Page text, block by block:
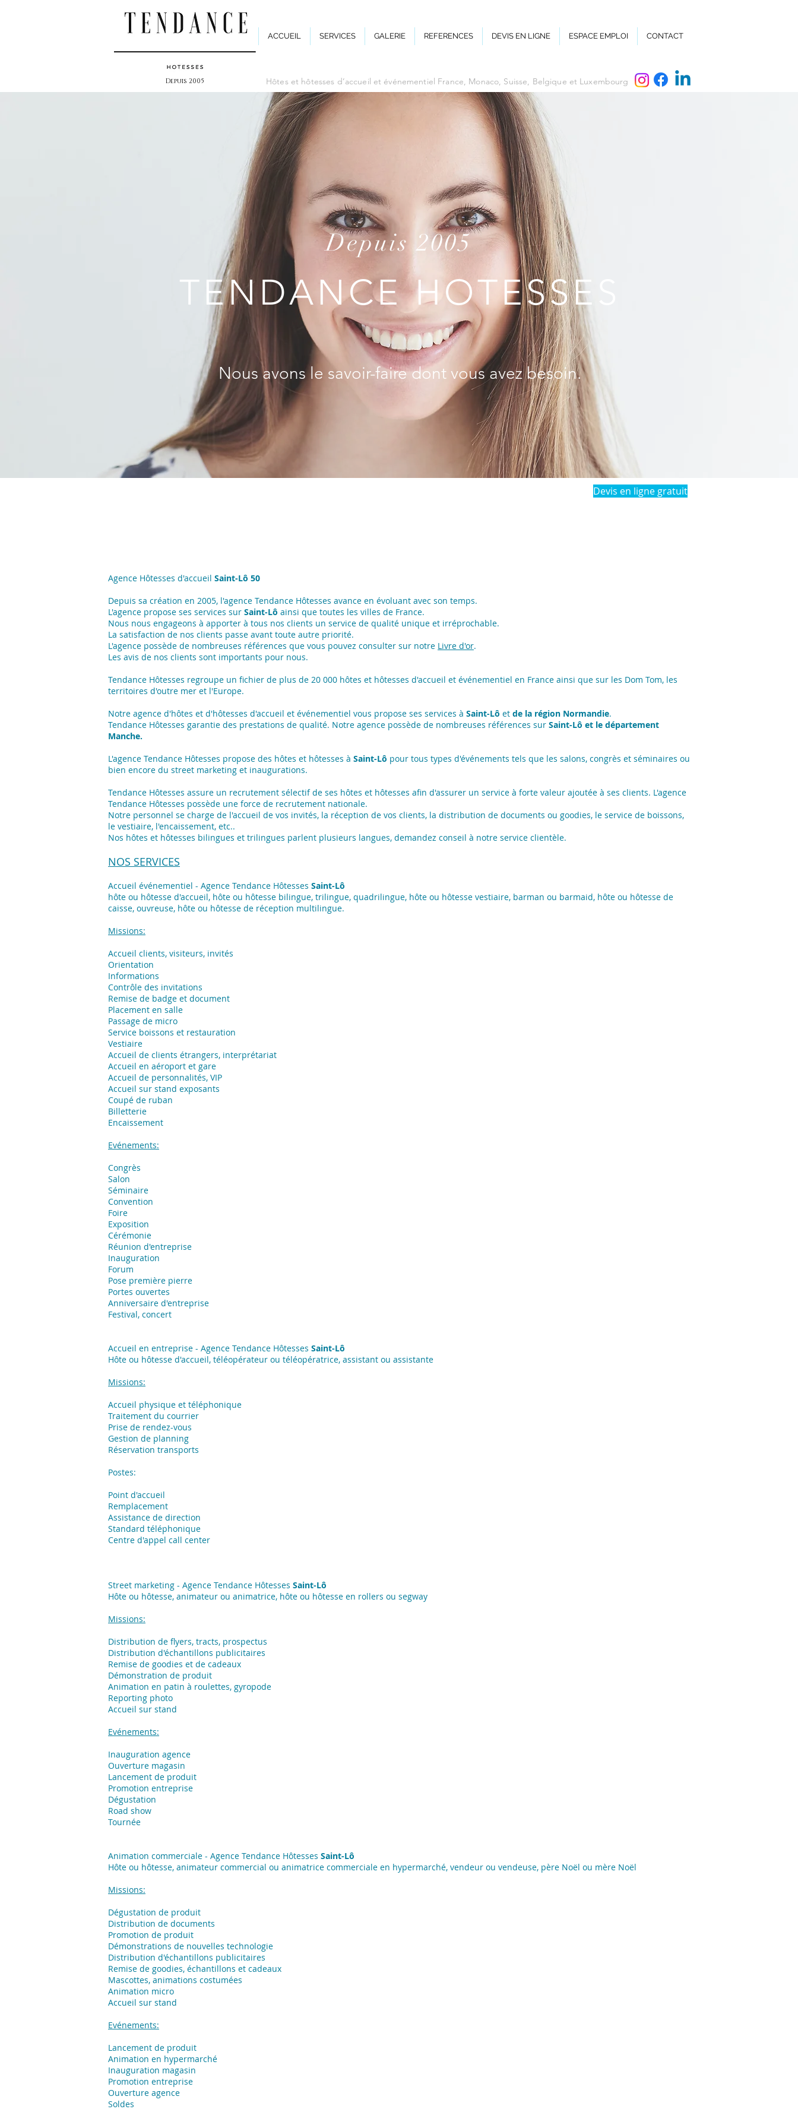
Depuis 2005
ACCUEIL SERVICES GALERIE REFERENCES DEVIS EN LIGNE ESPACE EMPLOI CONTACT
Hôtes et hôtesses d’accueil et événementiel France, Monaco, Suisse, Belgique et Luxembourg
Depuis 2005
TENDANCE HOTESSES
Nous avons le savoir-faire dont vous avez besoin.
Devis en ligne gratuit
Agence Hôtesses d'accueil Saint-Lô 50
Depuis sa création en 2005, l'agence Tendance Hôtesses avance en évoluant avec son temps.
L'agence propose ses services sur Saint-Lô ainsi que toutes les villes de France.
Nous nous engageons à apporter à tous nos clients un service de qualité unique et irréprochable.
La satisfaction de nos clients passe avant toute autre priorité.
L'agence possède de nombreuses références que vous pouvez consulter sur notre Livre d'or.
Les avis de nos clients sont importants pour nous.
Tendance Hôtesses regroupe un fichier de plus de 20 000 hôtes et hôtesses d'accueil et événementiel en France ainsi que sur les Dom Tom, les
territoires d'outre mer et l'Europe.
Notre agence d'hôtes et d'hôtesses d'accueil et événementiel vous propose ses services à Saint-Lô et de la région Normandie.
Tendance Hôtesses garantie des prestations de qualité. Notre agence possède de nombreuses références sur Saint-Lô et le département
Manche.
L'agence Tendance Hôtesses propose des hôtes et hôtesses à Saint-Lô pour tous types d'événements tels que les salons, congrès et séminaires ou
bien encore du street marketing et inaugurations.
Tendance Hôtesses assure un recrutement sélectif de ses hôtes et hôtesses afin d'assurer un service à forte valeur ajoutée à ses clients. L'agence
Tendance Hôtesses possède une force de recrutement nationale.
Notre personnel se charge de l'accueil de vos invités, la réception de vos clients, la distribution de documents ou goodies, le service de boissons,
le vestiaire, l'encaissement, etc..
Nos hôtes et hôtesses bilingues et trilingues parlent plusieurs langues, demandez conseil à notre service clientèle.
NOS SERVICES
Accueil événementiel - Agence Tendance Hôtesses Saint-Lô
hôte ou hôtesse d'accueil, hôte ou hôtesse bilingue, trilingue, quadrilingue, hôte ou hôtesse vestiaire, barman ou barmaid, hôte ou hôtesse de
caisse, ouvreuse, hôte ou hôtesse de réception multilingue.
Missions:
Accueil clients, visiteurs, invités
Orientation
Informations
Contrôle des invitations
Remise de badge et document
Placement en salle
Passage de micro
Service boissons et restauration
Vestiaire
Accueil de clients étrangers, interprétariat
Accueil en aéroport et gare
Accueil de personnalités, VIP
Accueil sur stand exposants
Coupé de ruban
Billetterie
Encaissement
Evénements:
Congrès
Salon
Séminaire
Convention
Foire
Exposition
​Cérémonie
Réunion d'entreprise
Inauguration
Forum
Pose première pierre
Portes ouvertes
Anniversaire d'entreprise
Festival, concert
Accueil en entreprise - Agence Tendance Hôtesses Saint-Lô
Hôte ou hôtesse d'accueil, téléopérateur ou téléopératrice, assistant ou assistante
Missions:
Accueil physique et téléphonique
Traitement du courrier
Prise de rendez-vous
Gestion de planning
Réservation transports
Postes:
Point d'accueil
Remplacement
Assistance de direction
Standard téléphonique
Centre d'appel call center
Street marketing - Agence Tendance Hôtesses Saint-Lô
Hôte ou hôtesse, animateur ou animatrice, hôte ou hôtesse en rollers ou segway
Missions:
​Distribution de flyers, tracts, prospectus
Distribution d'échantillons publicitaires
Remise de goodies et de cadeaux
Démonstration de produit
Animation en patin à roulettes, gyropode
Reporting photo
Accueil sur stand
Evénements:
Inauguration agence
Ouverture magasin
Lancement de produit
Promotion entreprise
Dégustation
Road show
Tournée
Animation commerciale - Agence Tendance Hôtesses Saint-Lô
Hôte ou hôtesse, animateur commercial ou animatrice commerciale en hypermarché, vendeur ou vendeuse, père Noël ou mère Noël
Missions:
Dégustation de produit
Distribution de documents
Promotion de produit
Démonstrations de nouvelles technologie
Distribution d'échantillons publicitaires
Remise de goodies, échantillons et cadeaux
Mascottes, animations costumées
Animation micro
Accueil sur stand
Evénements:
Lancement de produit
Animation en hypermarché
Inauguration magasin
Promotion entreprise
Ouverture agence
Soldes